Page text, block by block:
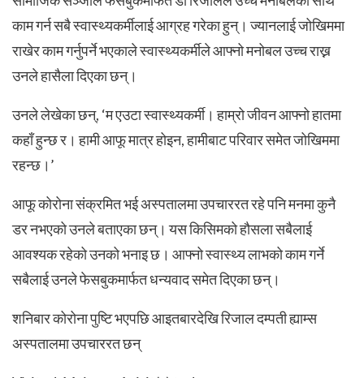
काम गर्न सबै स्वास्थ्यकर्मीलाई आग्रह गरेका हुन्। ज्यानलाई जोखिममा
राखेर काम गर्नुपर्ने भएकाले स्वास्थ्यकर्मीले आफ्नो मनोबल उच्च राख्न
उनले हासैला दिएका छन्।
उनले लेखेका छन्, ‘म एउटा स्वास्थ्यकर्मी। हाम्रो जीवन आफ्नो हातमा
कहाँ हुन्छ र। हामी आफू मात्र होइन, हामीबाट परिवार समेत जोखिममा
रहन्छ।’
आफू कोरोना संक्रमित भई अस्पतालमा उपचाररत रहे पनि मनमा कुनै
डर नभएको उनले बताएका छन्। यस किसिमको हौसला सबैलाई
आवश्यक रहेको उनको भनाइ छ। आफ्नो स्वास्थ्य लाभको काम गर्ने
सबैलाई उनले फेसबुकमार्फत धन्यवाद समेत दिएका छन्।
शनिबार कोरोना पुष्टि भएपछि आइतबारदेखि रिजाल दम्पती ह्याम्स
अस्पतालमा उपचाररत छन्